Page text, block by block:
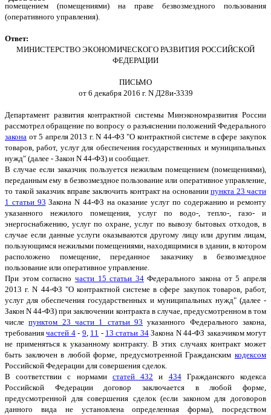
помещением (помещениями) на праве безвозмездного пользования
(оперативного управления).
Ответ:
МИНИСТЕРСТВО ЭКОНОМИЧЕСКОГО РАЗВИТИЯ РОССИЙСКОЙ
ФЕДЕРАЦИИ
ПИСЬМО
от 6 декабря 2016 г. N Д28и-3339
Департамент развития контрактной системы Минэкономразвития России
рассмотрел обращение по вопросу о разъяснении положений Федерального
закона от 5 апреля 2013 г. N 44-ФЗ "О контрактной системе в сфере закупок
товаров, работ, услуг для обеспечения государственных и муниципальных
нужд" (далее - Закон N 44-ФЗ) и сообщает.
В случае если заказчик пользуется нежилым помещением (помещениями),
переданным ему в безвозмездное пользование или оперативное управление,
то такой заказчик вправе заключить контракт на основании пункта 23 части
1 статьи 93 Закона N 44-ФЗ на оказание услуг по содержанию и ремонту
указанного нежилого помещения, услуг по водо-, тепло-, газо- и
энергоснабжению, услуг по охране, услуг по вывозу бытовых отходов, в
случае если данные услуги оказываются другому лицу или другим лицам,
пользующимся нежилыми помещениями, находящимися в здании, в котором
расположено помещение, переданное заказчику в безвозмездное
пользование или оперативное управление.
При этом согласно части 15 статьи 34Федерального закона от 5 апреля
2013 г. N 44-ФЗ "О контрактной системе в сфере закупок товаров, работ,
услуг для обеспечения государственных и муниципальных нужд" (далее -
Закон N 44-ФЗ) при заключении контракта в случае, предусмотренном в том
числепунктом 23 части 1 статьи 93 указанного Федерального закона,
требованиячастей 4- 9 11 - 13 статьи 34Закона N 44-ФЗ заказчиком могут
не применяться к указанному контракту. В этих случаях контракт может
быть заключен в любой форме, предусмотренной Гражданским кодексом
Российской Федерации для совершения сделок.
В соответствии с нормами статей 432 и 434Гражданского кодекса
Российской Федерации договор заключается в любой форме,
предусмотренной для совершения сделок (если законом для договоров
данного вида не установлена определенная форма), посредством